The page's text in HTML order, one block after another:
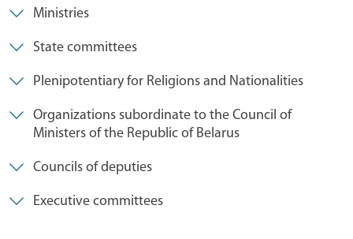
Ministries
State committees
Plenipotentiary for Religions and Nationalities
Organizations subordinate to the Council of
Ministers of the Republic of Belarus
Councils of deputies
Executive committees